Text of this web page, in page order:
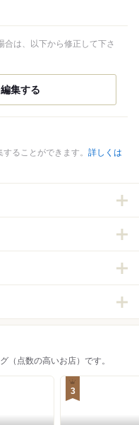
は、以下から修正して下さ
ることができます。 詳しくは
（点数の高いお店）です。
3